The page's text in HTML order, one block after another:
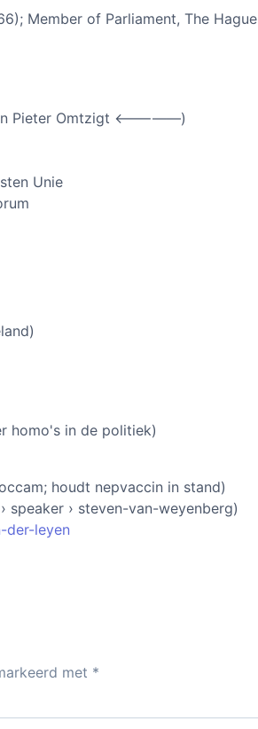
Member of Parliament, The Hague
Pieter Omtzigt <—————)
Unie
homo's in de politiek)
houdt nepvaccin in stand)
› speaker › steven-van-weyenberg)
der-leyen
met *